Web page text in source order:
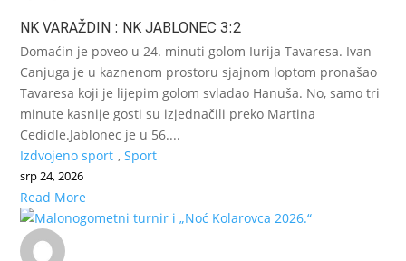
NK VARAŽDIN : NK JABLONEC 3:2
Domaćin je poveo u 24. minuti golom Iurija Tavaresa. Ivan
Canjuga je u kaznenom prostoru sjajnom loptom pronašao
Tavaresa koji je lijepim golom svladao Hanuša. No, samo tri
minute kasnije gosti su izjednačili preko Martina
Cedidle.Jablonec je u 56....
Izdvojeno sport ,Sport
srp 24, 2026
Read More